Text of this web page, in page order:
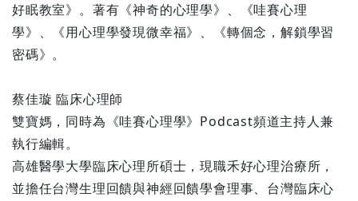
好眠教室》。著有《神奇的心理學》、《哇賽心理
學》、《用心理學發現微幸福》、《轉個念，解鎖學習
密碼》。
蔡佳璇 臨床心理師
雙寶媽，同時為《哇賽心理學》Podcast頻道主持人兼
執行編輯。
高雄醫學大學臨床心理所碩士，現職禾好心理治療所，
並擔任台灣生理回饋與神經回饋學會理事、台灣臨床心